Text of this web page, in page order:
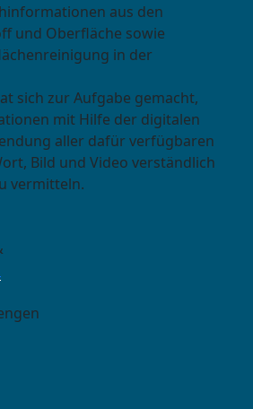
aus den
und Oberfläche sowie
in der
sich zur Aufgabe gemacht,
mit Hilfe der digitalen
aller dafür verfügbaren
Bild und Video verständlich
vermitteln.